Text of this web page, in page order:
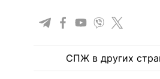
СПЖ в других